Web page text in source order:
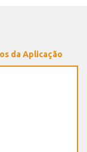
da Aplicação